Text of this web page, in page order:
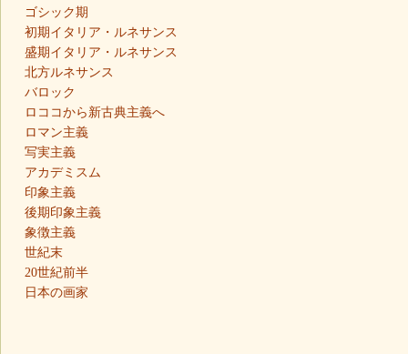
ゴシック期
初期イタリア・ルネサンス
盛期イタリア・ルネサンス
北方ルネサンス
バロック
ロココから新古典主義へ
ロマン主義
写実主義
アカデミスム
印象主義
後期印象主義
象徴主義
世紀末
20世紀前半
日本の画家